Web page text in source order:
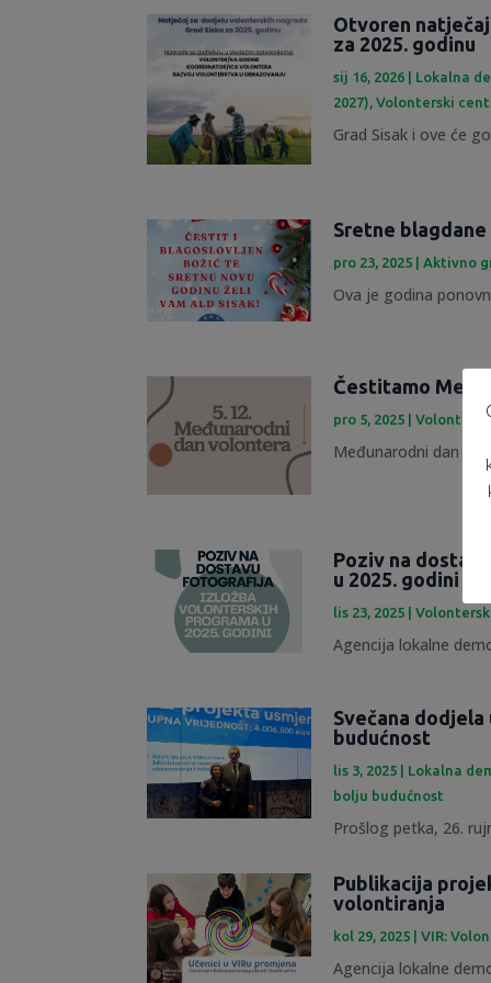
Otvoren
za 2025. godinu
sij 16, 2026 | Lokalna
2027) ,Volonterski
Grad Sisak i ove će
Sretne blagdane
pro 23, 2025 | Aktivno
Ova je godina
Čestitamo
pro 5, 2025 |
Međunarodni dan
Poziv na
u 2025. godini
lis 23, 2025 |
Agencija lokalne
Svečana
budućnost
lis 3, 2025 | Lokalna
bolju budućnost
Prošlog petka, 26.
Publikacija
volontiranja
kol 29, 2025 |VIR:
Agencija lokalne